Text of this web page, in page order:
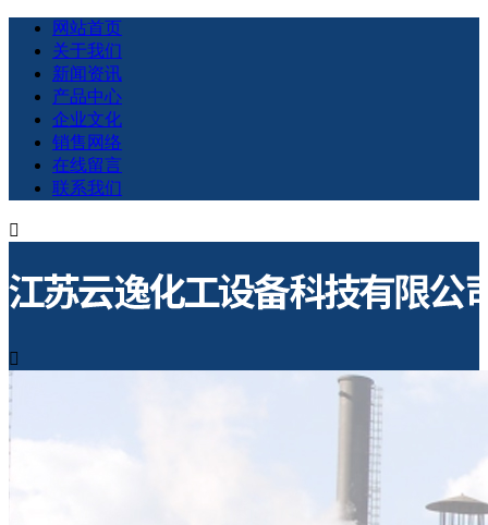
网站首页
关于我们
新闻资讯
产品中心
企业文化
销售网络
在线留言
联系我们

